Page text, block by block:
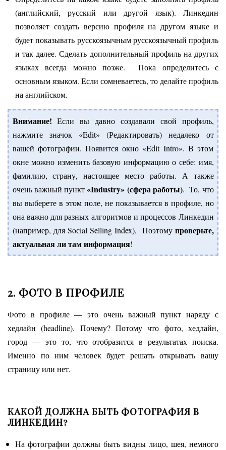
(английский, русский или другой язык). Линкедин
позволяет создать версию профиля на другом языке и
будет показывать русскоязычным русскоязычный профиль
и так далее. Сделать дополнительный профиль на других
языках всегда можно позже. Пока определитесь с
основным языком. Если сомневаетесь, то делайте профиль
на английском.
Внимание!Если вы давно создавали свой профиль,
нажмите значок «Edit» (Редактировать) недалеко от
вашей фотографии. Появится окно «Edit Intro». В этом
окне можно изменить базовую информацию о себе: имя,
фамилию, страну, настоящее место работы. А также
очень важный пункт«Industry» (сфера работы). То, что
вы выберете в этом поле, не показывается в профиле, но
она важно для разных алгоритмов и процессов Линкедин
(например, для Soсial Selling Index), Поэтому проверьте,
актуальная ли там информация!
2. ФОТО В ПРОФИЛЕ
Фото в профиле — это очень важный пункт наряду с
хедлайн (headline). Почему? Потому что фото, хедлайн,
город — это то, что отобразится в результатах поиска.
Именно по ним человек будет решать открывать вашу
страницу или нет.
КАКОЙ ДОЛЖНА БЫТЬ ФОТОГРАФИЯ В
ЛИНКЕДИН?
На фотографии должны быть видны лицо, шея, немного